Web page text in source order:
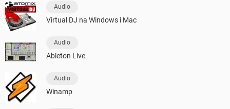
Audio
Virtual DJ na Windows i Mac
Audio
Ableton Live
Audio
Winamp